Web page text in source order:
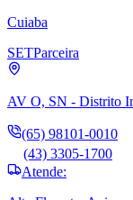
Cuiaba
SETParceira
AV O, SN - Distrito
(65) 98101-0010
(43) 3305-1700
Atende: